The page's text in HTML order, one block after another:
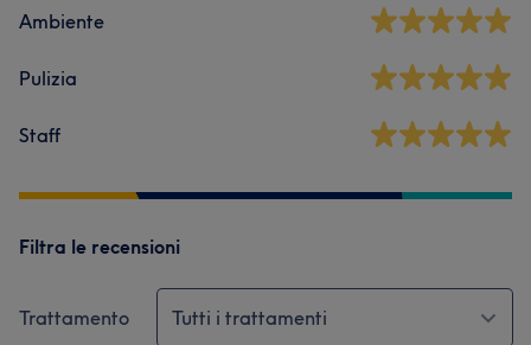
Ambiente
Pulizia
Staff
Filtra le recensioni
Trattamento Tutti i trattamenti